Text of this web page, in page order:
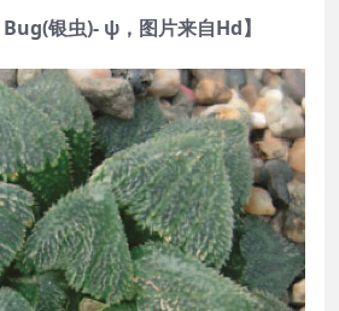
Bug(银虫)- ψ，图片来自Hd】